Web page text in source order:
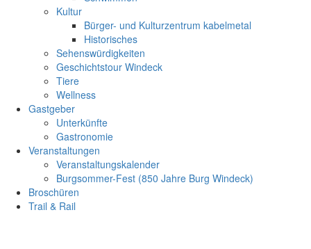
Kultur
Bürger- und Kulturzentrum kabelmetal
Historisches
Sehenswürdigkeiten
Geschichtstour Windeck
Tiere
Wellness
Gastgeber
Unterkünfte
Gastronomie
Veranstaltungen
Veranstaltungskalender
Burgsommer-Fest (850 Jahre Burg Windeck)
Broschüren
Trail & Rail